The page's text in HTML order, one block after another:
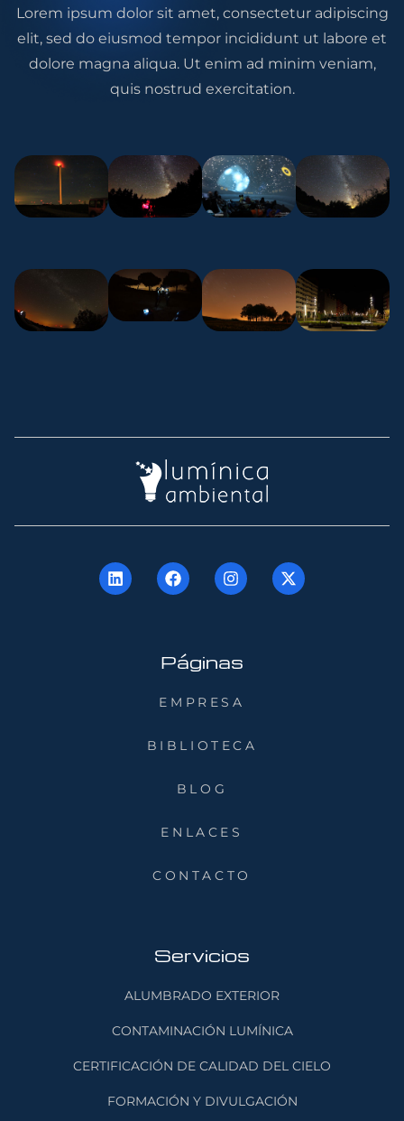
Lorem ipsum dolor sit amet, consectetur adipiscing
elit, sed do eiusmod tempor incididunt ut labore et
dolore magna aliqua. Ut enim ad minim veniam,
quis nostrud exercitation.
Páginas
EMPRESA
BIBLIOTECA
BLOG
ENLACES
CONTACTO
Servicios
ALUMBRADO EXTERIOR
CONTAMINACIÓN LUMÍNICA
CERTIFICACIÓN DE CALIDAD DEL CIELO
FORMACIÓN Y DIVULGACIÓN